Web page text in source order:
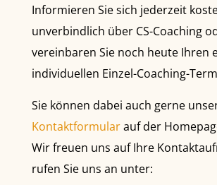
Informieren Sie sich jederzeit
unverbindlich über CS-Coaching
vereinbaren Sie noch heute Ihren
individuellen Einzel-Coaching-
Sie können dabei auch gerne
Kontaktformularauf der
Wir freuen uns auf Ihre
rufen Sie uns an unter: